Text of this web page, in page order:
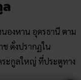
ล
งหาน อุดรธานี ตาม
ดั่งปรากฏใน
ะกูลใหญ่ ที่ประตูทาง